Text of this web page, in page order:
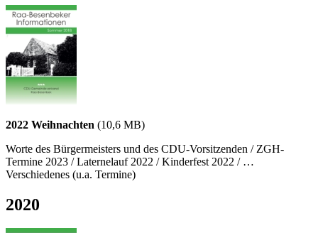
2022 Weihnachten (10,6 MB)
Worte des Bürgermeisters und des CDU-Vorsitzenden / ZGH-
Termine 2023 / Laternelauf 2022 / Kinderfest 2022 / …
Verschiedenes (u.a. Termine)
2020